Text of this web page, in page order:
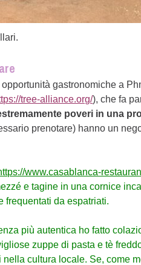
gastronomiche a
tree-alliance.org/), che fa
poveri in una
prenotare) hanno un
www.casablanca-
e tagine in una cornice
frequentati da espatriati.
più autentica ho fatto
zuppe di pasta e tè
nella cultura locale. Se, come